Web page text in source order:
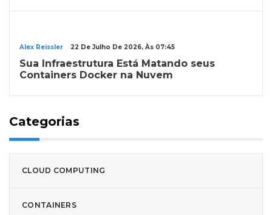
Alex Reissler 22 De Julho De 2026, Às 07:45
Sua Infraestrutura Está Matando seus
Containers Docker na Nuvem
Categorias
CLOUD COMPUTING
CONTAINERS